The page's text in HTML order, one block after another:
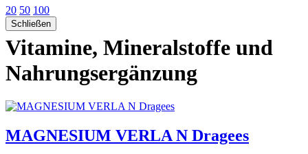
20 50 100
Schließen
Vitamine, Mineralstoffe und
Nahrungsergänzung
MAGNESIUM VERLA N Dragees